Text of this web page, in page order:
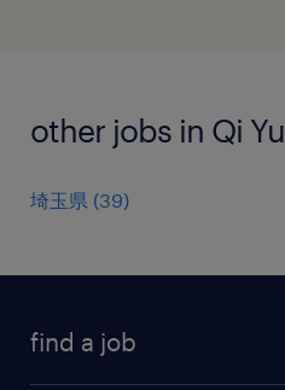
other jobs in Qi Yu
埼玉県 (39)
find a job